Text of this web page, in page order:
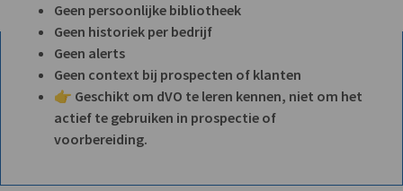
Geen persoonlijke bibliotheek
Geen historiek per bedrijf
Geen alerts
Geen context bij prospecten of klanten
👉 Geschikt om dVO te leren kennen, niet om het
actief te gebruiken in prospectie of
voorbereiding.